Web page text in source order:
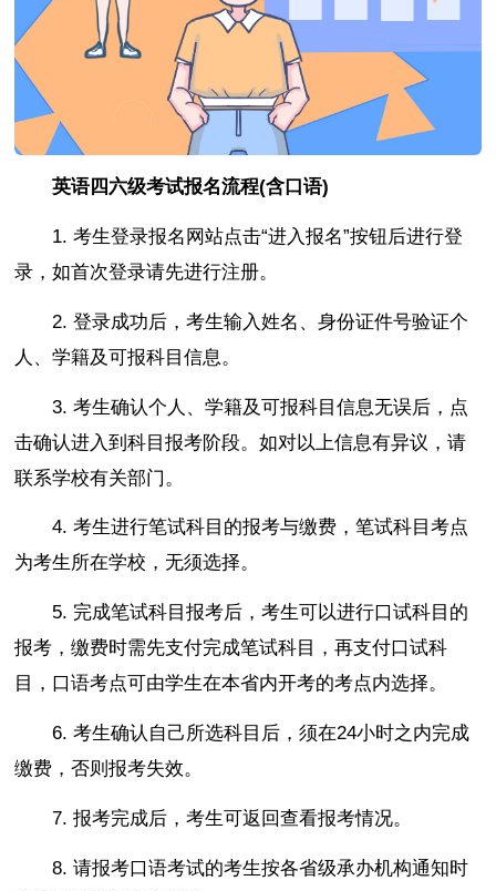
英语四六级考试报名流程(含口语)
1. 考生登录报名网站点击“进入报名”按钮后进行登
录，如首次登录请先进行注册。
2. 登录成功后，考生输入姓名、身份证件号验证个
人、学籍及可报科目信息。
3. 考生确认个人、学籍及可报科目信息无误后，点
击确认进入到科目报考阶段。如对以上信息有异议，请
联系学校有关部门。
4. 考生进行笔试科目的报考与缴费，笔试科目考点
为考生所在学校，无须选择。
5. 完成笔试科目报考后，考生可以进行口试科目的
报考，缴费时需先支付完成笔试科目，再支付口试科
目，口语考点可由学生在本省内开考的考点内选择。
6. 考生确认自己所选科目后，须在24小时之内完成
缴费，否则报考失效。
7. 报考完成后，考生可返回查看报考情况。
8. 请报考口语考试的考生按各省级承办机构通知时